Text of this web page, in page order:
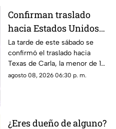
Confirman traslado
hacia Estados Unidos
de menor que sufrió
quemadura en la
explosión de gas LP en
Cuernavaca
La tarde de este sábado se
confirmó el traslado hacia
Texas de Carla, la menor de 15
años que resultó gravemente
agosto 08, 2026 06:30 p. m.
¿Eres dueño de alguno?